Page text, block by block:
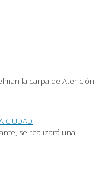
la carpa de Atención
CIUDAD
se realizará una